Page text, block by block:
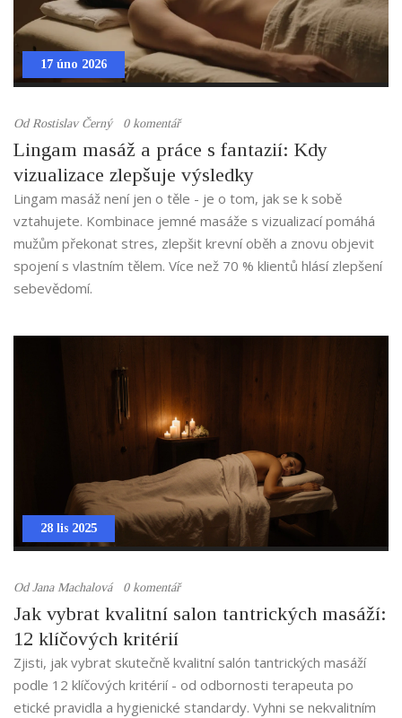
17 úno 2026
OdRostislav Černý 0 komentář
Lingam masáž a práce s fantazií: Kdy
vizualizace zlepšuje výsledky
Lingam masáž není jen o těle - je o tom, jak se k sobě
vztahujete. Kombinace jemné masáže s vizualizací pomáhá
mužům překonat stres, zlepšit krevní oběh a znovu objevit
spojení s vlastním tělem. Více než 70 % klientů hlásí zlepšení
sebevědomí.
28 lis 2025
OdJana Machalová 0 komentář
Jak vybrat kvalitní salon tantrických masáží:
12 klíčových kritérií
Zjisti, jak vybrat skutečně kvalitní salón tantrických masáží
podle 12 klíčových kritérií - od odbornosti terapeuta po
etické pravidla a hygienické standardy. Vyhni se nekvalitním